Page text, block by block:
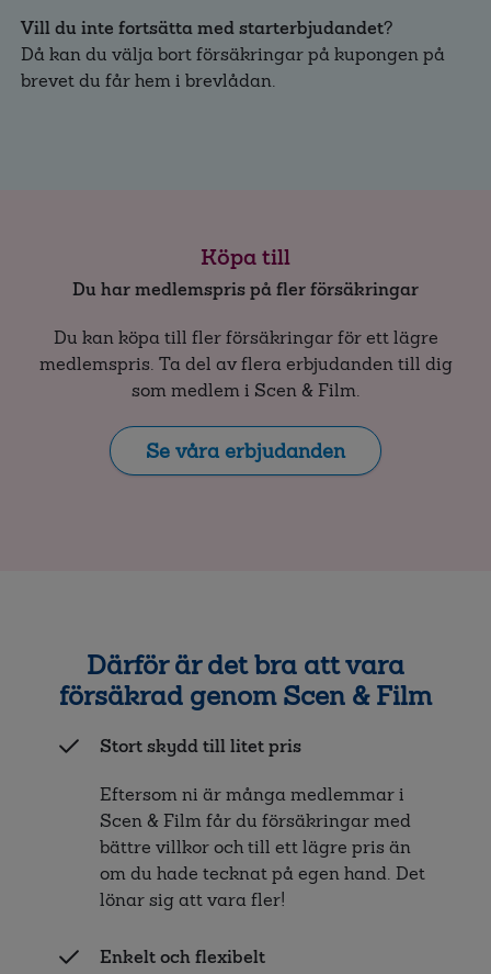
Vill du inte fortsätta med starterbjudandet?
Då kan du välja bort försäkringar på kupongen på
brevet du får hem i brevlådan.
Köpa till
Du har medlemspris på fler försäkringar
Du kan köpa till fler försäkringar för ett lägre
medlemspris. Ta del av flera erbjudanden till dig
som medlem i Scen & Film.
Se våra erbjudanden
Därför är det bra att vara
försäkrad genom Scen & Film
Stort skydd till litet pris
Eftersom ni är många medlemmar i
Scen & Film får du försäkringar med
bättre villkor och till ett lägre pris än
om du hade tecknat på egen hand. Det
lönar sig att vara fler!
Enkelt och flexibelt